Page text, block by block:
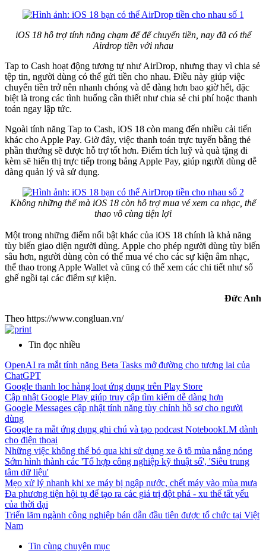
iOS 18 hỗ trợ tính năng chạm để để chuyển tiền, nay đã có thể
Airdrop tiền với nhau
Tap to Cash hoạt động tương tự như AirDrop, nhưng thay vì chia sẻ
tệp tin, người dùng có thể gửi tiền cho nhau. Điều này giúp việc
chuyển tiền trở nên nhanh chóng và dễ dàng hơn bao giờ hết, đặc
biệt là trong các tình huống cần thiết như chia sẻ chi phí hoặc thanh
toán ngay lập tức.
Ngoài tính năng Tap to Cash, iOS 18 còn mang đến nhiều cải tiến
khác cho Apple Pay. Giờ đây, việc thanh toán trực tuyến bằng thẻ
phần thưởng sẽ được hỗ trợ tốt hơn. Điểm tích luỹ và quà tặng đi
kèm sẽ hiển thị trực tiếp trong bảng Apple Pay, giúp người dùng dễ
dàng quản lý và sử dụng.
Không những thế mà iOS 18 còn hỗ trợ mua vé xem ca nhạc, thể
thao vô cùng tiện lợi
Một trong những điểm nổi bật khác của iOS 18 chính là khả năng
tùy biến giao diện người dùng. Apple cho phép người dùng tùy biến
sâu hơn, người dùng còn có thể mua vé cho các sự kiện âm nhạc,
thể thao trong Apple Wallet và cũng có thể xem các chi tiết như số
ghế ngồi tại các điểm sự kiện.
Đức Anh
Theo https://www.congluan.vn/
Tin đọc nhiều
OpenAI ra mắt tính năng Beta Tasks mở đường cho tương lai của
ChatGPT
Google thanh lọc hàng loạt ứng dụng trên Play Store
Cập nhật Google Play giúp truy cập tìm kiếm dễ dàng hơn
Google Messages cập nhật tính năng tùy chỉnh hồ sơ cho người
dùng
Google ra mắt ứng dụng ghi chú và tạo podcast NotebookLM dành
cho điện thoại
Những việc không thể bỏ qua khi sử dụng xe ô tô mùa nắng nóng
Sớm hình thành các 'Tổ hợp công nghiệp kỹ thuật số', 'Siêu trung
tâm dữ liệu'
Mẹo xử lý nhanh khi xe máy bị ngập nước, chết máy vào mùa mưa
Đa phương tiện hội tụ để tạo ra các giá trị đột phá - xu thế tất yếu
của thời đại
Triển lãm ngành công nghiệp bán dẫn đầu tiên được tổ chức tại Việt
Nam
Tin cùng chuyên mục